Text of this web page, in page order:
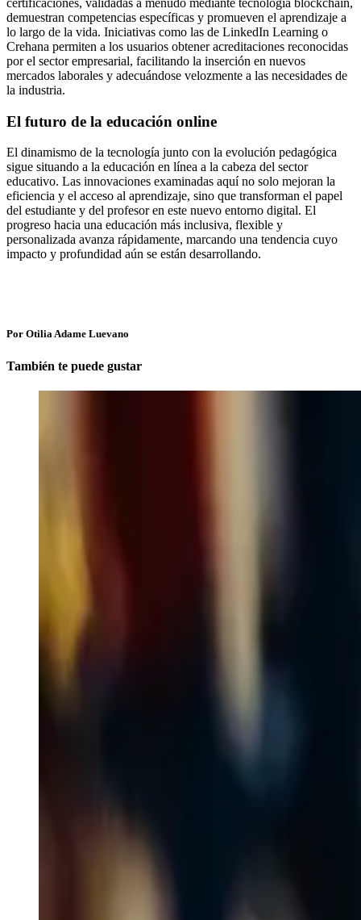
demuestran competencias específicas y promueven el aprendizaje a
lo largo de la vida. Iniciativas como las de LinkedIn Learning o
Crehana permiten a los usuarios obtener acreditaciones reconocidas
por el sector empresarial, facilitando la inserción en nuevos
mercados laborales y adecuándose velozmente a las necesidades de
la industria.
El futuro de la educación online
El dinamismo de la tecnología junto con la evolución pedagógica
sigue situando a la educación en línea a la cabeza del sector
educativo. Las innovaciones examinadas aquí no solo mejoran la
eficiencia y el acceso al aprendizaje, sino que transforman el papel
del estudiante y del profesor en este nuevo entorno digital. El
progreso hacia una educación más inclusiva, flexible y
personalizada avanza rápidamente, marcando una tendencia cuyo
impacto y profundidad aún se están desarrollando.
Por Otilia Adame Luevano
También te puede gustar